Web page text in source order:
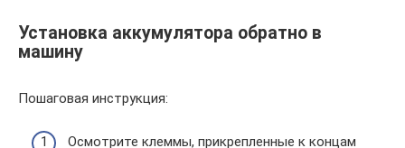
Установка аккумулятора обратно в
машину
Пошаговая инструкция:
Осмотрите клеммы, прикрепленные к концам